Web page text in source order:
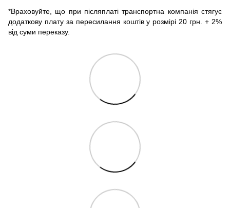
*Враховуйте, що при післяплаті транспортна компанія стягує
додаткову плату за пересилання коштів у розмірі 20 грн. + 2%
від суми переказу.